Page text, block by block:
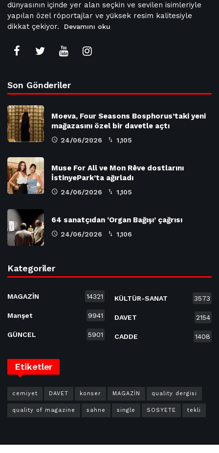
dünyasının içinde yer alan seçkin ve sevilen isimleriyle
yapılan özel röportajlar ve yüksek resim kalitesiyle
dikkat çekiyor.
Devamını oku
Son Gönderiler
Moeva, Four Seasons Bosphorus’taki yeni
mağazasını özel bir davetle açtı
24/06/2026 1,105
Muse For All ve Mon Rêve dostlarını
İstinyePark’ta ağırladı
24/06/2026 1,105
64 sanatçıdan ‘Organ Bağışı’ çağrısı
24/06/2026 1,106
Kategoriler
MAGAZİN 14321
Manşet 9941
GÜNCEL 5901
KÜLTÜR-SANAT 3573
DAVET 2154
CADDE 1408
Etiketler
cemiyet DAVET konser MAGAZİN quality dergisi
quality of magazine sahne single SOSYETE tekli